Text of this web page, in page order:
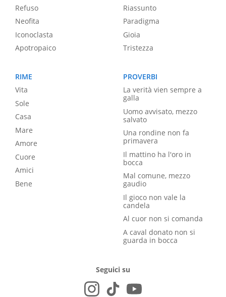
Refuso
Neofita
Iconoclasta
Apotropaico
Riassunto
Paradigma
Gioia
Tristezza
RIME
Vita
Sole
Casa
Mare
Amore
Cuore
Amici
Bene
PROVERBI
La verità vien sempre a
galla
Uomo avvisato, mezzo
salvato
Una rondine non fa
primavera
Il mattino ha l'oro in
bocca
Mal comune, mezzo
gaudio
Il gioco non vale la
candela
Al cuor non si comanda
A caval donato non si
guarda in bocca
Seguici su